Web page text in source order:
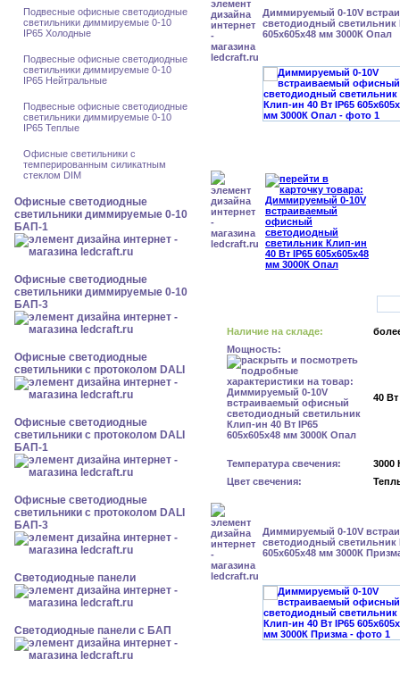
Подвесные офисные светодиодные
светильники диммируемые 0-10
IP65 Холодные
Подвесные офисные светодиодные
светильники диммируемые 0-10
IP65 Нейтральные
Подвесные офисные светодиодные
светильники диммируемые 0-10
IP65 Теплые
Офисные светильники с
темперированным силикатным
стеклом DIM
Офисные светодиодные
светильники диммируемые 0-10
БАП-1
Офисные светодиодные
светильники диммируемые 0-10
БАП-3
Офисные светодиодные
светильники с протоколом DALI
Офисные светодиодные
светильники с протоколом DALI
БАП-1
Офисные светодиодные
светильники с протоколом DALI
БАП-3
Cветодиодные панели
Cветодиодные панели с БАП
Диммируемый 0-10V
светодиодный светильник
605x605x48 мм 3000К Опал
Наличие на складе:
Мощность:
40 Вт
Температура свечения:
3000
Цвет свечения:
Диммируемый 0-10V
светодиодный светильник
605x605x48 мм 3000К